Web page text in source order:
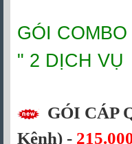
GÓI
" 2 DỊCH VỤ
GÓI CÁP
Kênh) -